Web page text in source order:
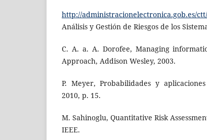
http://administracionelectronica.gob.es/ctt/
Análisis y Gestión de Riesgos de los
C. A. a. A. Dorofee, Managing
Approach, Addison Wesley, 2003.
P. Meyer, Probabilidades y
2010, p. 15.
M. Sahinoglu, Quantitative Risk
IEEE.